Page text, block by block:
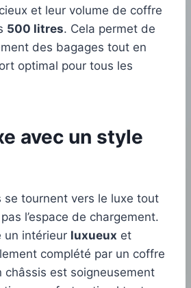
et leur volume de coffre
500 litres. Cela permet de
des bagages tout en
optimal pour tous les
avec un style
se tournent vers le luxe tout
l’espace de chargement.
un intérieur luxueux et
complété par un coffre
châssis est soigneusement